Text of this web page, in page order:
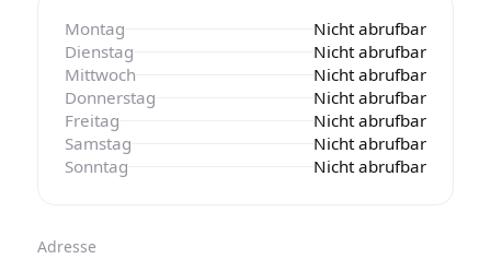
Montag
Nicht abrufbar
Dienstag
Nicht abrufbar
Mittwoch
Nicht abrufbar
Donnerstag
Nicht abrufbar
Freitag
Nicht abrufbar
Samstag
Nicht abrufbar
Sonntag
Nicht abrufbar
Adresse